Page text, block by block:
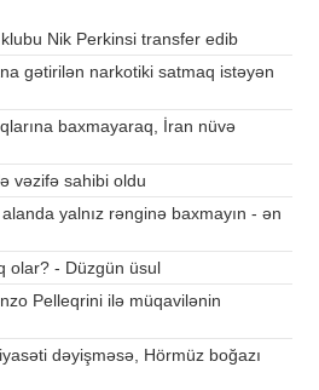
Nik Perkinsi transfer edib
gətirilən narkotiki satmaq istəyən
baxmayaraq, İran nüvə
vəzifə sahibi oldu
yalnız rənginə baxmayın - ən
olar? - Düzgün üsul
Pelleqrini ilə müqavilənin
dəyişməsə, Hörmüz boğazı